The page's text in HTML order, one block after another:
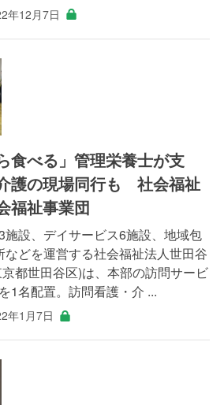
年12月7日
食べる」管理栄養士が支
護の現場同行も 社会福祉
福祉事業団
設、デイサービス6施設、地域包
どを運営する社会福祉法人世田谷
都世田谷区)は、本部の訪問サービ
1名配置。訪問看護・介 ...
年1月7日